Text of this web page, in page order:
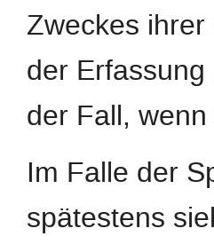
Zweckes
der
der Fall,
Im Falle der
spätestens